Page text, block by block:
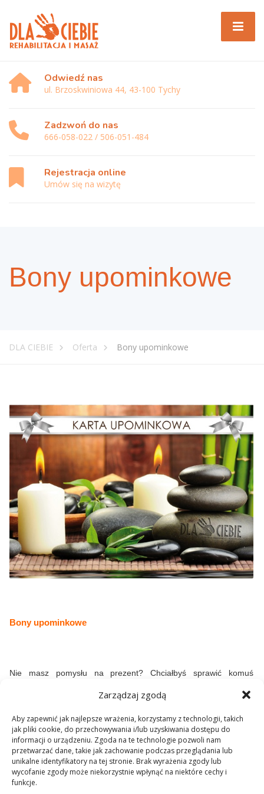
Zarządzaj zgodą
Aby zapewnić jak najlepsze wrażenia, korzystamy z technologii, takich
jak pliki cookie, do przechowywania i/lub uzyskiwania dostępu do
informacji o urządzeniu. Zgoda na te technologie pozwoli nam
przetwarzać dane, takie jak zachowanie podczas przeglądania lub
unikalne identyfikatory na tej stronie. Brak wyrażenia zgody lub
wycofanie zgody może niekorzystnie wpłynąć na niektóre cechy i
funkcje.
Odwiedź nas
ul. Brzoskwiniowa 44, 43-100 Tychy
Zadzwoń do nas
666-058-022 / 506-051-484
Rejestracja online
Umów się na wizytę
Bony upominkowe
DLA CIEBIE Oferta Bony upominkowe
Bony upominkowe
Nie masz pomysłu na prezent? Chciałbyś sprawić komuś
wyboru mamy wiele masaży i zabiegów, każdy znajdzie coś dla
siebie. Podaruj bliskim chwile wypoczynku i wytchnienia, spraw
im oryginalny upominek!